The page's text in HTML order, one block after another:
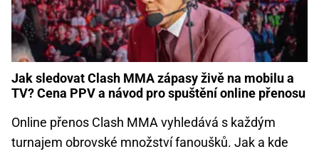
Jak sledovat Clash MMA zápasy živě na mobilu a
TV? Cena PPV a návod pro spuštění online přenosu
Online přenos Clash MMA vyhledává s každým
turnajem obrovské množství fanoušků. Jak a kde